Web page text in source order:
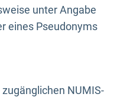
unter Angabe
eines Pseudonyms
NUMIS-